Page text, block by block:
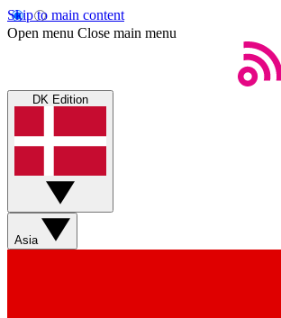
Skip to main content
Open menu Close main menu
DK Edition
Asia